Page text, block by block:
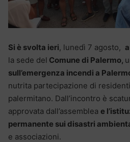
Si è svolta ieri, lunedì 7 agosto,
la sede del Comune di Palermo,
sull’emergenza incendi a
nutrita partecipazione di
palermitano. Dall’incontro è
approvata dall’assemblea e
permanente sui disastri
e associazioni.